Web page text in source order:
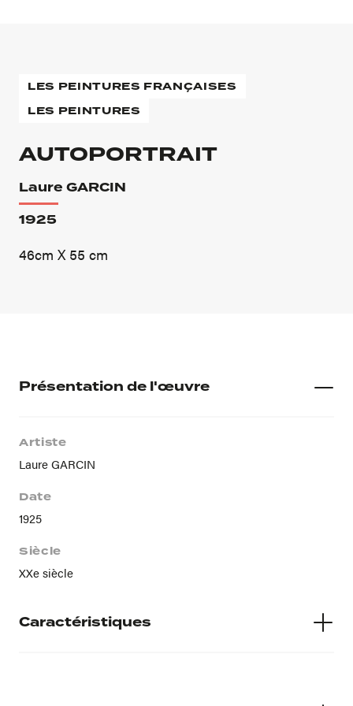
LES PEINTURES FRANÇAISES
LES PEINTURES
AUTOPORTRAIT
Laure GARCIN
1925
46cm X 55 cm
Présentation de l'œuvre
Artiste
Laure GARCIN
Date
1925
Siècle
XXe siècle
Caractéristiques